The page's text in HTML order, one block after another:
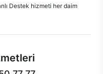
Destek hizmeti her daim